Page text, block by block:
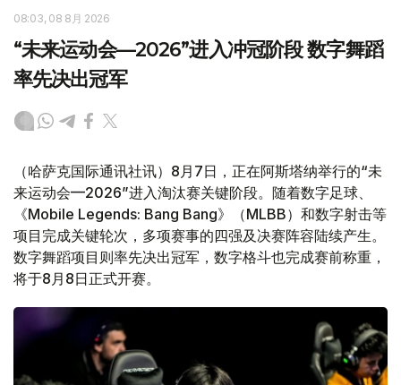
08:03, 08 8月 2026
“未来运动会—2026”进入冲冠阶段 数字舞蹈
率先决出冠军
（哈萨克国际通讯社讯）8月7日，正在阿斯塔纳举行的“未
来运动会—2026”进入淘汰赛关键阶段。随着数字足球、
《Mobile Legends: Bang Bang》（MLBB）和数字射击等
项目完成关键轮次，多项赛事的四强及决赛阵容陆续产生。
数字舞蹈项目则率先决出冠军，数字格斗也完成赛前称重，
将于8月8日正式开赛。